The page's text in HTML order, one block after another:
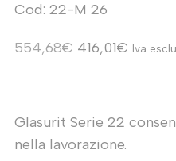
Cod: 22-M 26
554,68€ 416,01€ Iva
Glasurit Serie 22
nella lavorazione.